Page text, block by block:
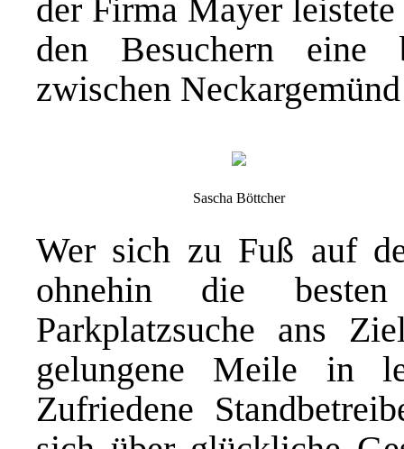
der Firma Mayer
den Besuchern eine
zwischen
Sascha Böttcher
Wer sich zu Fuß auf
ohnehin die
Parkplatzsuche ans
gelungene Meile in
Zufriedene